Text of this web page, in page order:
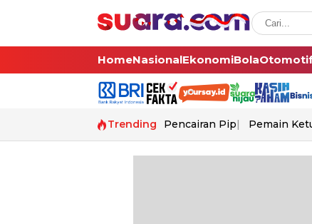
HomeNasionalEkonomiBola
Trending Pencairan Pip Pemain